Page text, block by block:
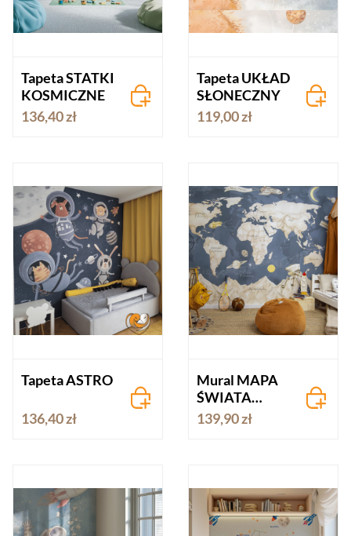
Tapeta STATKI
KOSMICZNE
136,40 zł
Tapeta UKŁAD
SŁONECZNY
119,00 zł
Tapeta ASTRO
136,40 zł
Mural MAPA
ŚWIATA
KOSMOS
139,90 zł